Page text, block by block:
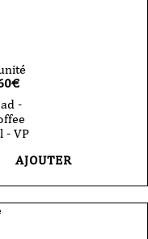
€
-
- VP
AJOUTER